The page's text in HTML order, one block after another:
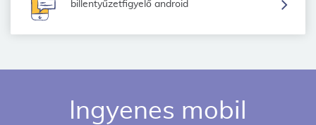
billentyűzetfigyelő android
Ingyenes mobil